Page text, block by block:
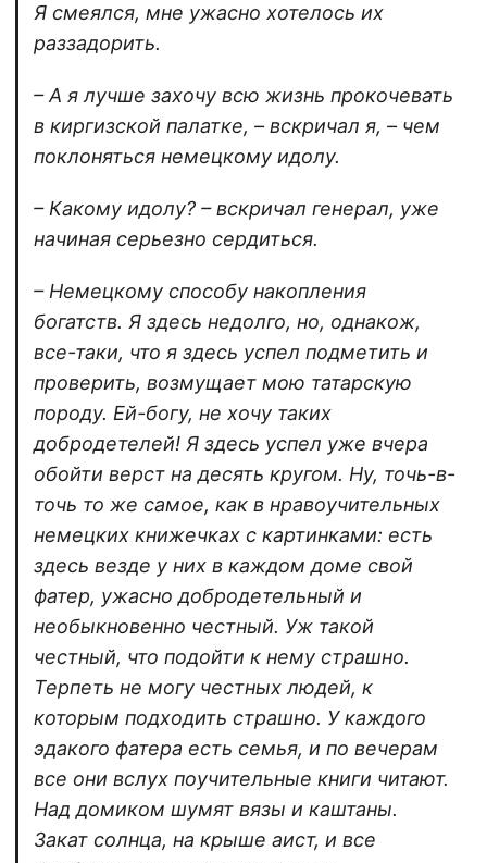
Я смеялся, мне ужасно хотелось их
раззадорить.
– А я лучше захочу всю жизнь прокочевать
в киргизской палатке, – вскричал я, – чем
поклоняться немецкому идолу.
– Какому идолу? – вскричал генерал, уже
начиная серьезно сердиться.
– Немецкому способу накопления
богатств. Я здесь недолго, но, однакож,
все-таки, что я здесь успел подметить и
проверить, возмущает мою татарскую
породу. Ей-богу, не хочу таких
добродетелей! Я здесь успел уже вчера
обойти верст на десять кругом. Ну, точь-в-
точь то же самое, как в нравоучительных
немецких книжечках с картинками: есть
здесь везде у них в каждом доме свой
фатер, ужасно добродетельный и
необыкновенно честный. Уж такой
честный, что подойти к нему страшно.
Терпеть не могу честных людей, к
которым подходить страшно. У каждого
эдакого фатера есть семья, и по вечерам
все они вслух поучительные книги читают.
Над домиком шумят вязы и каштаны.
Закат солнца, на крыше аист, и все